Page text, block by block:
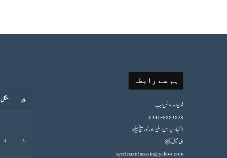
ہم سے رابطہ
فون اورواٹس ایپ
0341-8883828
اشتہار،پریس ریلیز، اور کوریج کیلئے
ای میل کیجئے
syed.nazirhussain@yahoo.com
پیر منگل
3
4